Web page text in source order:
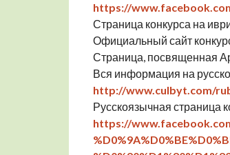
https://
Страница конкурса на
Официальный сайт
Страница, посвященная
Вся информация на
http://www.culbyt.com/
Русскоязычная страница
https://